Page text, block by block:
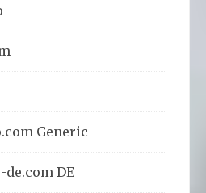
Generic
DE